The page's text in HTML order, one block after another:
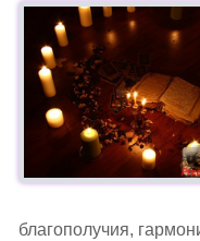
благополучия,